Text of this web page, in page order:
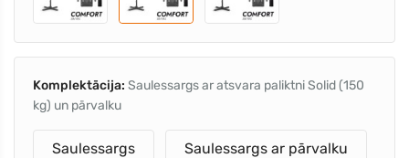
Komplektācija: Saulessargs ar atsvara paliktni Solid (150
kg) un pārvalku
Saulessargs Saulessargs ar pārvalku